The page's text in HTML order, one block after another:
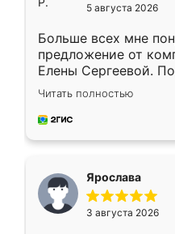
5 августа 2026
Больше всех мне
предложение от
Елены Сергеевой.
короткие сроки
для замера
предложил по моему
Читать полностью
Ярослава
3 августа 2026